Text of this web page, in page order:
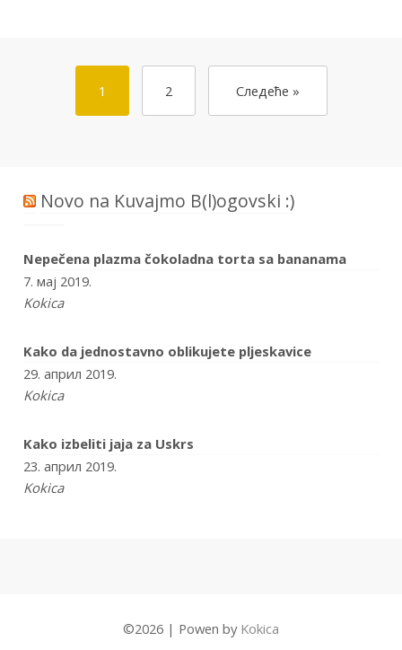
1 2 Следеће »
Novo na Kuvajmo B(l)ogovski :)
Nepečena plazma čokoladna torta sa bananama
7. мај 2019.
Kokica
Kako da jednostavno oblikujete pljeskavice
29. април 2019.
Kokica
Kako izbeliti jaja za Uskrs
23. април 2019.
Kokica
©2026 | Powen by Kokica